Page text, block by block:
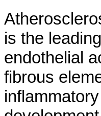
is the
endothelial
fibrous